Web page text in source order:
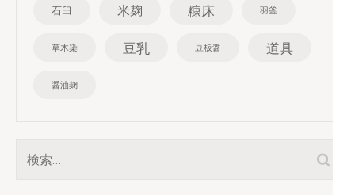
石臼 米麹 糠床 羽釜
草木染 豆乳 豆板醤 道具
醤油麹
検